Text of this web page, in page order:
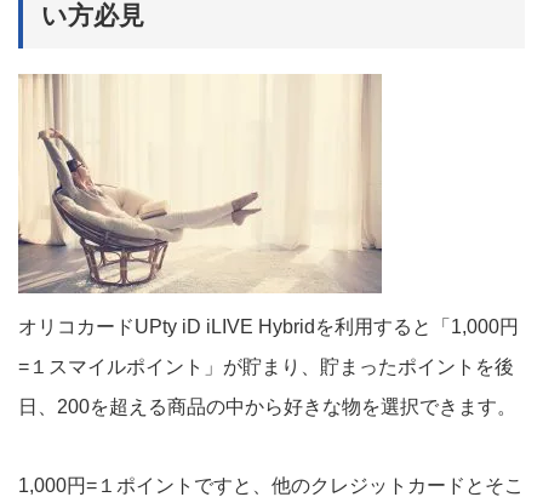
い方必見
オリコカードUPty iD iLIVE Hybridを利用すると「1,000円
=１スマイルポイント」が貯まり、貯まったポイントを後
日、200を超える商品の中から好きな物を選択できます。
1,000円=１ポイントですと、他のクレジットカードとそこ